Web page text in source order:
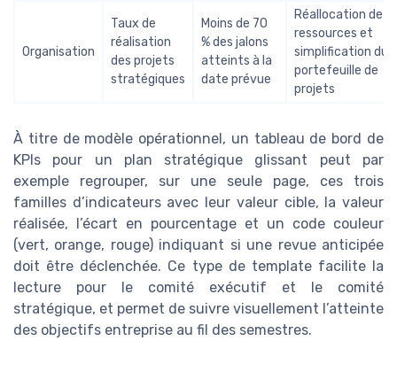
Organisation
Taux de
réalisation
des projets
stratégiques
Moins de 70
% des jalons
atteints à la
date prévue
Réallocation de
ressources et
simplification du
portefeuille de
projets
À titre de modèle opérationnel, un tableau de bord de
KPIs pour un plan stratégique glissant peut par
exemple regrouper, sur une seule page, ces trois
familles d’indicateurs avec leur valeur cible, la valeur
réalisée, l’écart en pourcentage et un code couleur
(vert, orange, rouge) indiquant si une revue anticipée
doit être déclenchée. Ce type de template facilite la
lecture pour le comité exécutif et le comité
stratégique, et permet de suivre visuellement l’atteinte
des objectifs entreprise au fil des semestres.